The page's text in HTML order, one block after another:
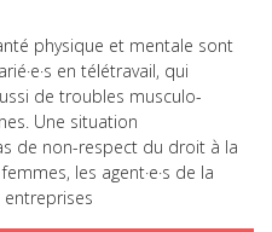
physique et mentale sont
en télétravail, qui
de troubles musculo-
Une situation
de non-respect du droit à la
les agent·e·s de la